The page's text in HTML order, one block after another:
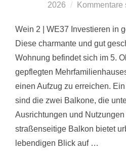
2026
Wein 2 | WE37 Investieren in
Diese charmante und gut
Wohnung befindet sich im 5.
gepflegten
einen Aufzug zu erreichen.
sind die zwei Balkone, die
Ausrichtungen und
straßenseitige Balkon bietet
lebendigen Blick auf …